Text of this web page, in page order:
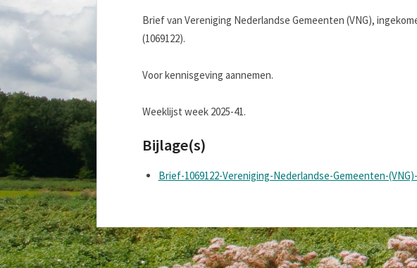
Brief van Vereniging Nederlandse Gemeenten (VNG),
(1069122).
Voor kennisgeving aannemen.
Weeklijst week 2025-41.
Bijlage(s)
Brief-1069122-Vereniging-Nederlandse-Gemeenten-